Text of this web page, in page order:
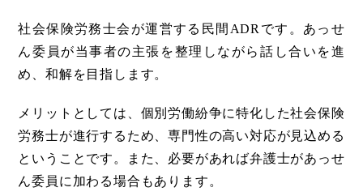
社会保険労務士会が運営する民間ADRです。あっせ
ん委員が当事者の主張を整理しながら話し合いを進
め、和解を目指します。
メリットとしては、個別労働紛争に特化した社会保険
労務士が進行するため、専門性の高い対応が見込める
ということです。また、必要があれば弁護士があっせ
ん委員に加わる場合もあります。